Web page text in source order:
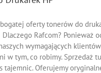
oferty tonerów do
Dlaczego Rafcom? Ponieważ
wymagających
w tym, co robimy. Sprzedaż
tajemnic. Oferujemy